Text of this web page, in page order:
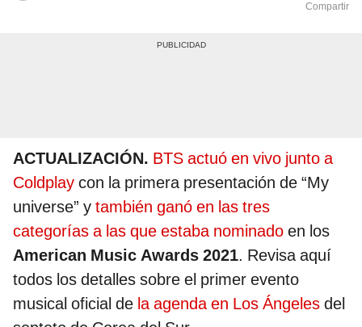
Compartir
ACTUALIZACIÓN. BTS actuó en vivo junto a
Coldplay con la primera presentación de “My
universe” y también ganó en las tres
categorías a las que estaba nominado en los
American Music Awards 2021. Revisa aquí
todos los detalles sobre el primer evento
musical oficial de la agenda en Los Ángeles del